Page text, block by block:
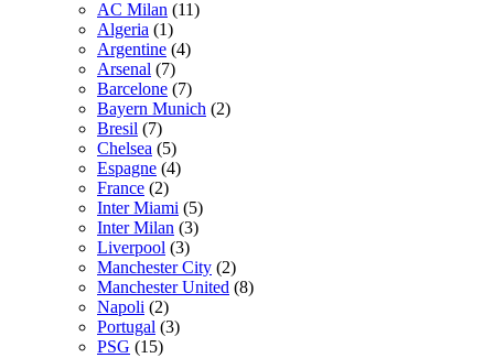
AC Milan (11)
Algeria (1)
Argentine (4)
Arsenal (7)
Barcelone (7)
Bayern Munich (2)
Bresil (7)
Chelsea (5)
Espagne (4)
France (2)
Inter Miami (5)
Inter Milan (3)
Liverpool (3)
Manchester City (2)
Manchester United (8)
Napoli (2)
Portugal (3)
PSG (15)